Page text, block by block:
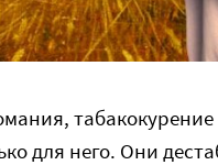
для него. Они